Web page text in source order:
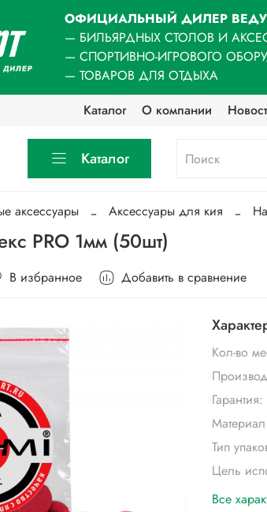
ОФИЦИАЛЬНЫЙ ДИЛЕР
— БИЛЬЯРДНЫХ СТОЛОВ И
— СПОРТИВНО-ИГРОВОГО
— ТОВАРОВ ДЛЯ ОТДЫХА
Каталог
О компании
Каталог
аксессуары Аксессуары для кия
PRO 1мм (50шт)
В избранное Добавить в сравнение
Кол-во
Гарантия:
Тип
Цель
Все